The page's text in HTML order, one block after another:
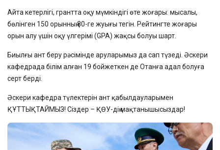
Айта кетерлігі, грантта оқу мүмкіндігі өте жоғары: мысалы,
бөлінген 150 орынның 80-ге жуығы тегін. Рейтингте жоғары
орын алу үшін оқу үлгерімі (GPA) жақсы болуы шарт.
Биылғы ант беру рәсімінде аруларымыз да сап түзеді. Әскери
кафедрада білім алған 19 бойжеткен де Отанға адал болуға
серт берді.
Әскери кафедра түлектерін ант қабылдауларымен
ҚҰТТЫҚТАЙМЫЗ! Сіздер – ҚӨУ-дің мақтанышысыздар!